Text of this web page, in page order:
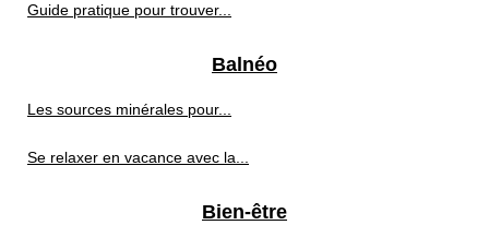
Guide pratique pour trouver...
Balnéo
Les sources minérales pour...
Se relaxer en vacance avec la...
Bien-être